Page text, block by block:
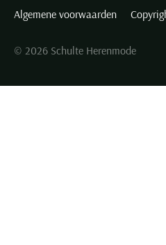
Algemene voorwaarden
© 2026 Schulte Herenmode